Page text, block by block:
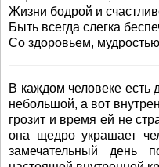
Жизни бодрой и
Быть всегда слегка
Со здоровьем,
В каждом человеке
небольшой, а вот
грозит и время ей не
она щедро украшает
замечательный день